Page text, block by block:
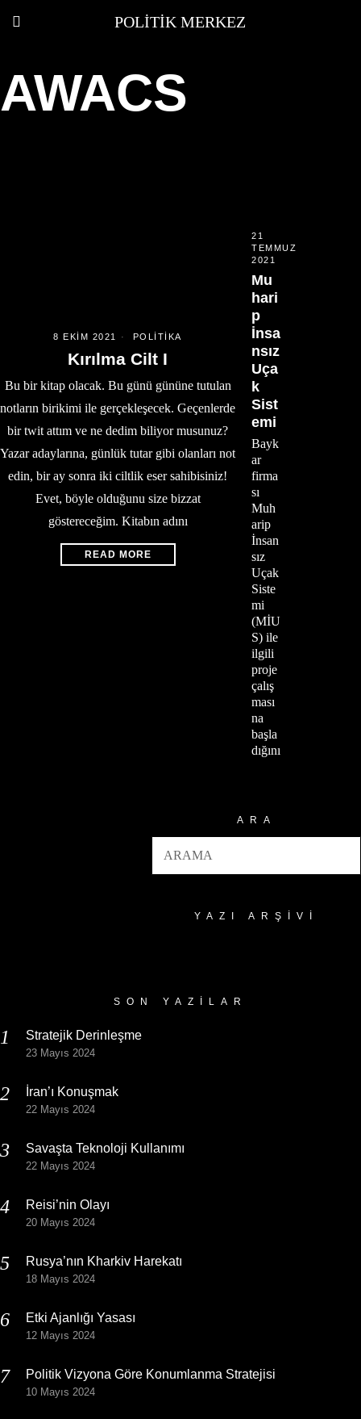
POLITIK MERKEZ
AWACS
8 EKIM 2021 POLITIKA
Kırılma Cilt I
Bu bir kitap olacak. Bu günü gününe tutulan
notların birikimi ile gerçekleşecek. Geçenlerde
bir twit attım ve ne dedim biliyor musunuz?
Yazar adaylarına, günlük tutar gibi olanları not
edin, bir ay sonra iki ciltlik eser sahibisiniz!
Evet, böyle olduğunu size bizzat
göstereceğim. Kitabın adını
READ MORE
21
TEMMUZ
2021
Mu
hari
p
İnsa
nsız
Uça
k
Sist
emi
Bayk
ar
firma
sı
Muh
arip
İnsan
sız
Uçak
Siste
mi
(MİU
S) ile
ilgili
proje
çalış
ması
na
başla
dığını
ARA
YAZI ARŞIVI
SON YAZILAR
Stratejik Derinleşme
23 Mayıs 2024
İran’ı Konuşmak
22 Mayıs 2024
Savaşta Teknoloji Kullanımı
22 Mayıs 2024
Reisi’nin Olayı
20 Mayıs 2024
Rusya’nın Kharkiv Harekatı
18 Mayıs 2024
Etki Ajanlığı Yasası
12 Mayıs 2024
Politik Vizyona Göre Konumlanma Stratejisi
10 Mayıs 2024